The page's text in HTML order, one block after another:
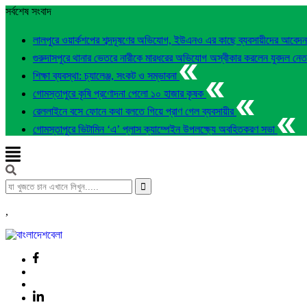
সর্বশেষ সংবাদ
লালপুরে ওয়ার্কশপের শব্দদূষণের অভিযোগ, ইউএনও এর কাছে ব্যবসায়ীদের
গুরুদাসপুরে থানার ভেতরে নারীকে মারধরের অভিযোগ অস্বীকার করলেন যুবদল
শিক্ষা ব্যবস্থা: চ্যালেঞ্জ, সংকট ও সম্ভাবনা
গোমস্তাপুরে কৃষি প্রণোদনা পেলো ১০ হাজার কৃষক
রেললাইনে বসে ফোনে কথা বলতে গিয়ে প্রাণ গেল ব্যবসায়ীর
গোমস্তাপুরে ভিটামিন ‘এ’ প্লাস ক্যাম্পেইন উপলক্ষ্যে অবহিতকরণ সভা
,